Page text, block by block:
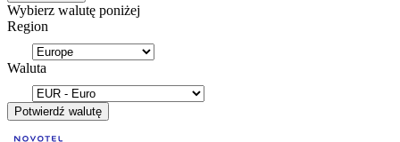
Wybierz walutę poniżej
Region
Waluta
Potwierdź walutę